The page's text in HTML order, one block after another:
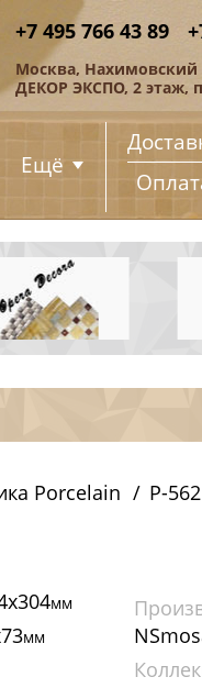
+7 495 766 43 89
Москва, Нахимовский
ДЕКОР ЭКСПО, 2 этаж,
Ещё
Porcelain P-
мм
мм